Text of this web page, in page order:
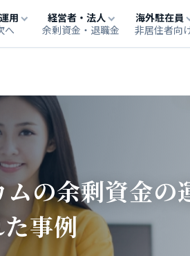
用
へ
経営者・法人
余剰資金・退職金
海外駐在員
非居住者向
の余剰資金の
事例